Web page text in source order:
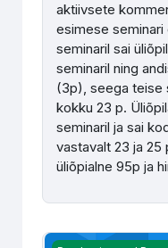
aktiivsete
esimese seminari
seminaril sai
seminaril ning
(3p), seega teise
kokku 23 p.
seminaril ja sai
vastavalt 23 ja 25
üliõpialne 95p ja